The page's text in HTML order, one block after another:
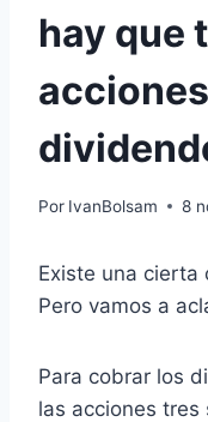
hay que
Por IvanBolsam 8
Existe una cierta
Pero vamos a
Para cobrar los
las acciones